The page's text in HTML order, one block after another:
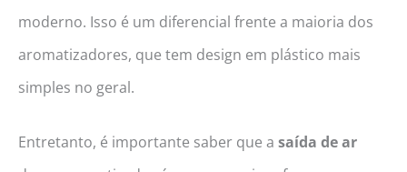
moderno. Isso é um diferencial frente a maioria dos
aromatizadores, que tem design em plástico mais
simples no geral.
Entretanto, é importante saber que a saída de ar